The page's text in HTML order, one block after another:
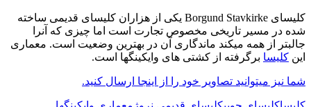
کلیسای Borgund Stavkirke یکی از هزاران کلیسای قدیمی ساخته
شده در مسیر تاریخی مخصوص تجارت است اما چیزی که آنرا
جالبتر از همه میکند ماندگاری آن در بهترین وضعیت است. معماری
این کلیسا برگرفته از کشتی های وایکینگها است.
شما نیز میتوانید تصاویر خود را از اینجا ارسال کنید.